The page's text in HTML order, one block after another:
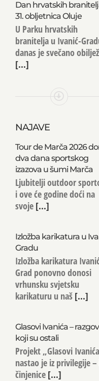
Dan hrvatskih
31. obljetnica Oluje
U Parku hrvatskih
branitelja u Ivanić-
danas je svečano
[...]
NAJAVE
Tour de Marča 2026
dva dana sportskog
izazova u šumi Marča
Ljubitelji outdoor
i ove će godine doći na
svoje[...]
Izložba karikatura u
Gradu
Izložba karikatura
Grad ponovno donosi
vrhunsku svjetsku
karikaturu u naš[...]
Glasovi Ivanića –
koji su ostali
Projekt „Glasovi
nastao je iz privilegije –
činjenice[...]